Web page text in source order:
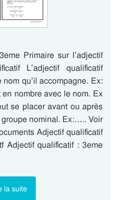
Primaire sur l’adjectif
L’adjectif qualificatif
qu’il accompagne. Ex:
nombre avec le nom. Ex
se placer avant ou après
nominal. Ex:….. Voir
Adjectif qualificatif
Adjectif qualificatif : 3eme
la suite